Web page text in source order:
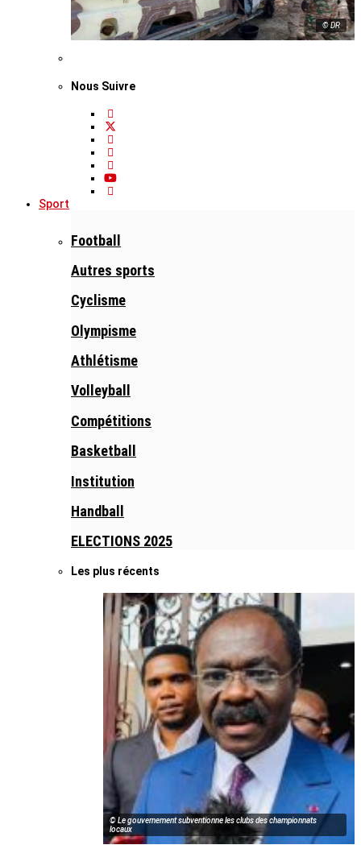
© DR
Nous Suivre
Sport
Football
Autres sports
Cyclisme
Olympisme
Athlétisme
Volleyball
Compétitions
Basketball
Institution
Handball
ELECTIONS 2025
Les plus récents
© Le gouvernement subventionne les clubs des championnats
locaux